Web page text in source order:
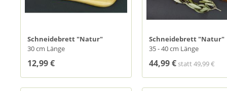
Schneidebrett "Natur"
30 cm Länge
12,99 €
Schneidebrett "Natur"
35 - 40 cm Länge
44,99 €statt49,99 €